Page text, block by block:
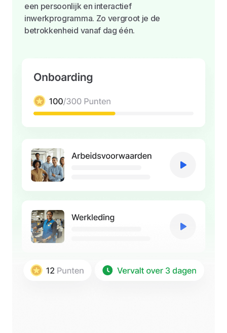
een persoonlijk en interactief
inwerkprogramma. Zo vergroot je de
betrokkenheid vanaf dag één.